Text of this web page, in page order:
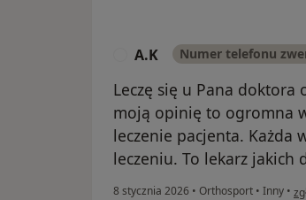
A.K Numer telefonu
Leczę się u Pana doktora
moją opinię to ogromna
leczenie pacjenta. Każda
leczeniu. To lekarz jakich
8 stycznia 2026 • Orthosport • Inny • w